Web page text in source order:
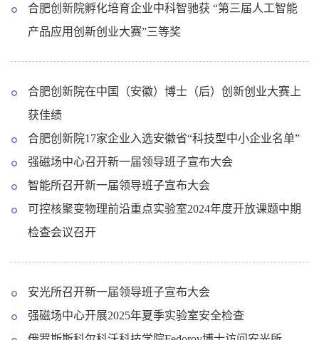
合肥创新院孵化培育企业中科智驰获 “第三届人工智能
产品应用创新创业大赛”三等奖
合肥创新院在中国（安徽）博士（后）创新创业大赛上
获佳绩
合肥创新院17家企业入选安徽省“科技型中小企业名单”
强磁场中心召开新一届领导班子宣布大会
智能所召开新一届领导班子宣布大会
可控核聚变物理前沿重点实验室2024年度开放课题中期
检查会议召开
安光所召开新一届领导班子宣布大会
强磁场中心开展2025年夏季实验室安全检查